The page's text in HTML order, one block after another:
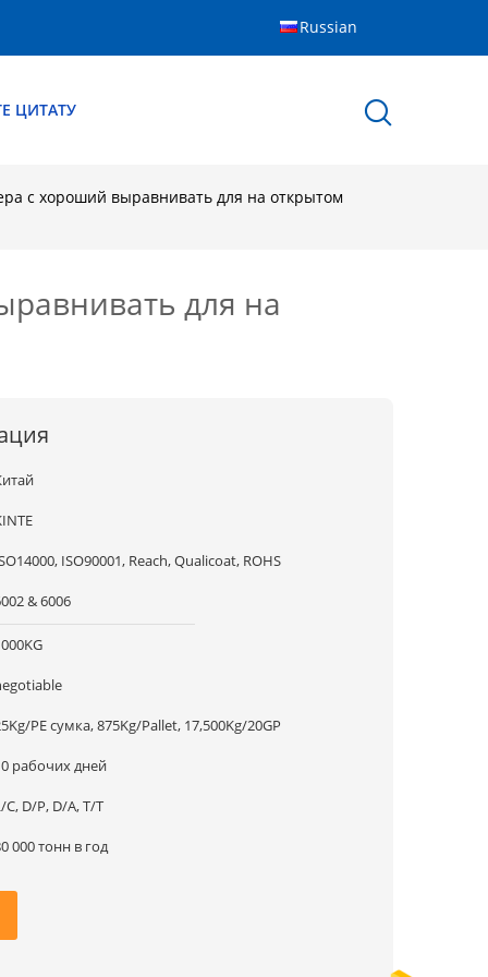
Russian
ЦИТАТУ
с хороший выравнивать для на открытом
для на
ISO90001, Reach, Qualicoat, ROHS
& 6006
PE сумка, 875Kg/Pallet, 17,500Kg/20GP
рабочих дней
C, D/P, D/A, T/T
000 тонн в год